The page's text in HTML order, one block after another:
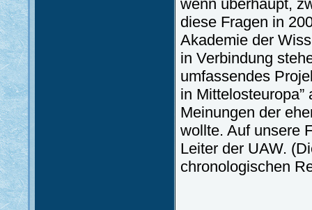
wenn überhaupt,
diese Fragen in
Akademie der
in Verbindung
umfassendes
in
Meinungen der
wollte. Auf unsere
Leiter der UAW.
chronologischen